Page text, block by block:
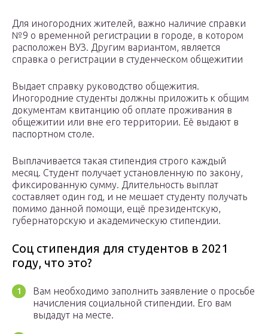
Для иногородних жителей, важно наличие справки
№9 о временной регистрации в городе, в котором
расположен ВУЗ. Другим вариантом, является
справка о регистрации в студенческом общежитии
Выдает справку руководство общежития.
Иногородние студенты должны приложить к общим
документам квитанцию об оплате проживания в
общежитии или вне его территории. Её выдают в
паспортном столе.
Выплачивается такая стипендия строго каждый
месяц. Студент получает установленную по закону,
фиксированную сумму. Длительность выплат
составляет один год, и не мешает студенту получать
помимо данной помощи, ещё президентскую,
губернаторскую и академическую стипендии.
Соц стипендия для студентов в 2021
году, что это?
Вам необходимо заполнить заявление о просьбе
начисления социальной стипендии. Его вам
выдадут на месте.